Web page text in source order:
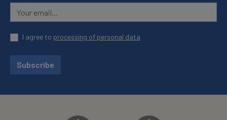
I agree to processing of personal data
Subscribe